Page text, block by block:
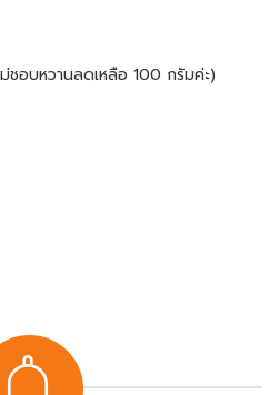
ชอบหวานลดเหลือ 100 กรัมค่ะ)